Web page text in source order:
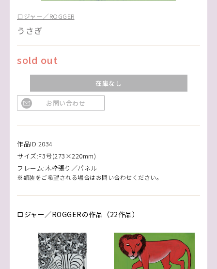
ロジャー／ROGGER
うさぎ
sold out
在庫なし
お問い合わせ
作品ID:2034
サイズ:F3号(273×220mm)
フレーム:木枠張り／パネル
※額装をご希望される場合はお問い合わせください。
ロジャー／ROGGERの作品（22作品）